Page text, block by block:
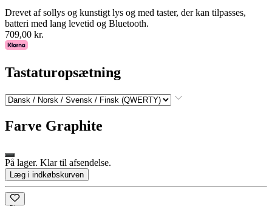
Drevet af sollys og kunstigt lys og med taster, der kan tilpasses,
batteri med lang levetid og Bluetooth.
709,00 kr.
Tastaturopsætning
Farve Graphite
På lager. Klar til afsendelse.
Læg i indkøbskurven